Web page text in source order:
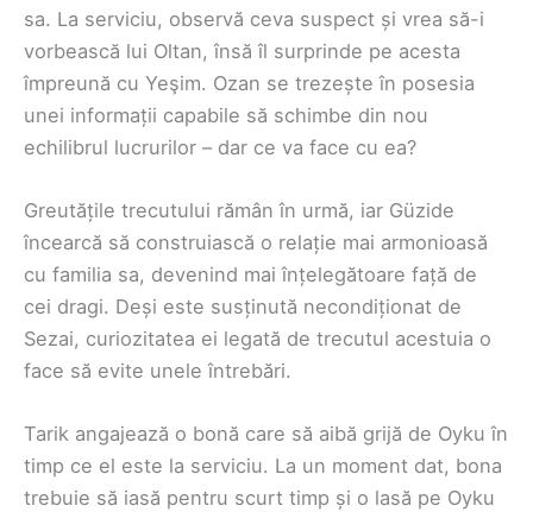
sa. La serviciu, observă ceva suspect și vrea să-i
vorbească lui Oltan, însă îl surprinde pe acesta
împreună cu Yeşim. Ozan se trezește în posesia
unei informații capabile să schimbe din nou
echilibrul lucrurilor – dar ce va face cu ea?
Greutățile trecutului rămân în urmă, iar Güzide
încearcă să construiască o relație mai armonioasă
cu familia sa, devenind mai înțelegătoare față de
cei dragi. Deși este susținută necondiționat de
Sezai, curiozitatea ei legată de trecutul acestuia o
face să evite unele întrebări.
Tarik angajează o bonă care să aibă grijă de Oyku în
timp ce el este la serviciu. La un moment dat, bona
trebuie să iasă pentru scurt timp și o lasă pe Oyku